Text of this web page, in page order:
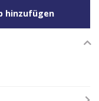
hinzufügen